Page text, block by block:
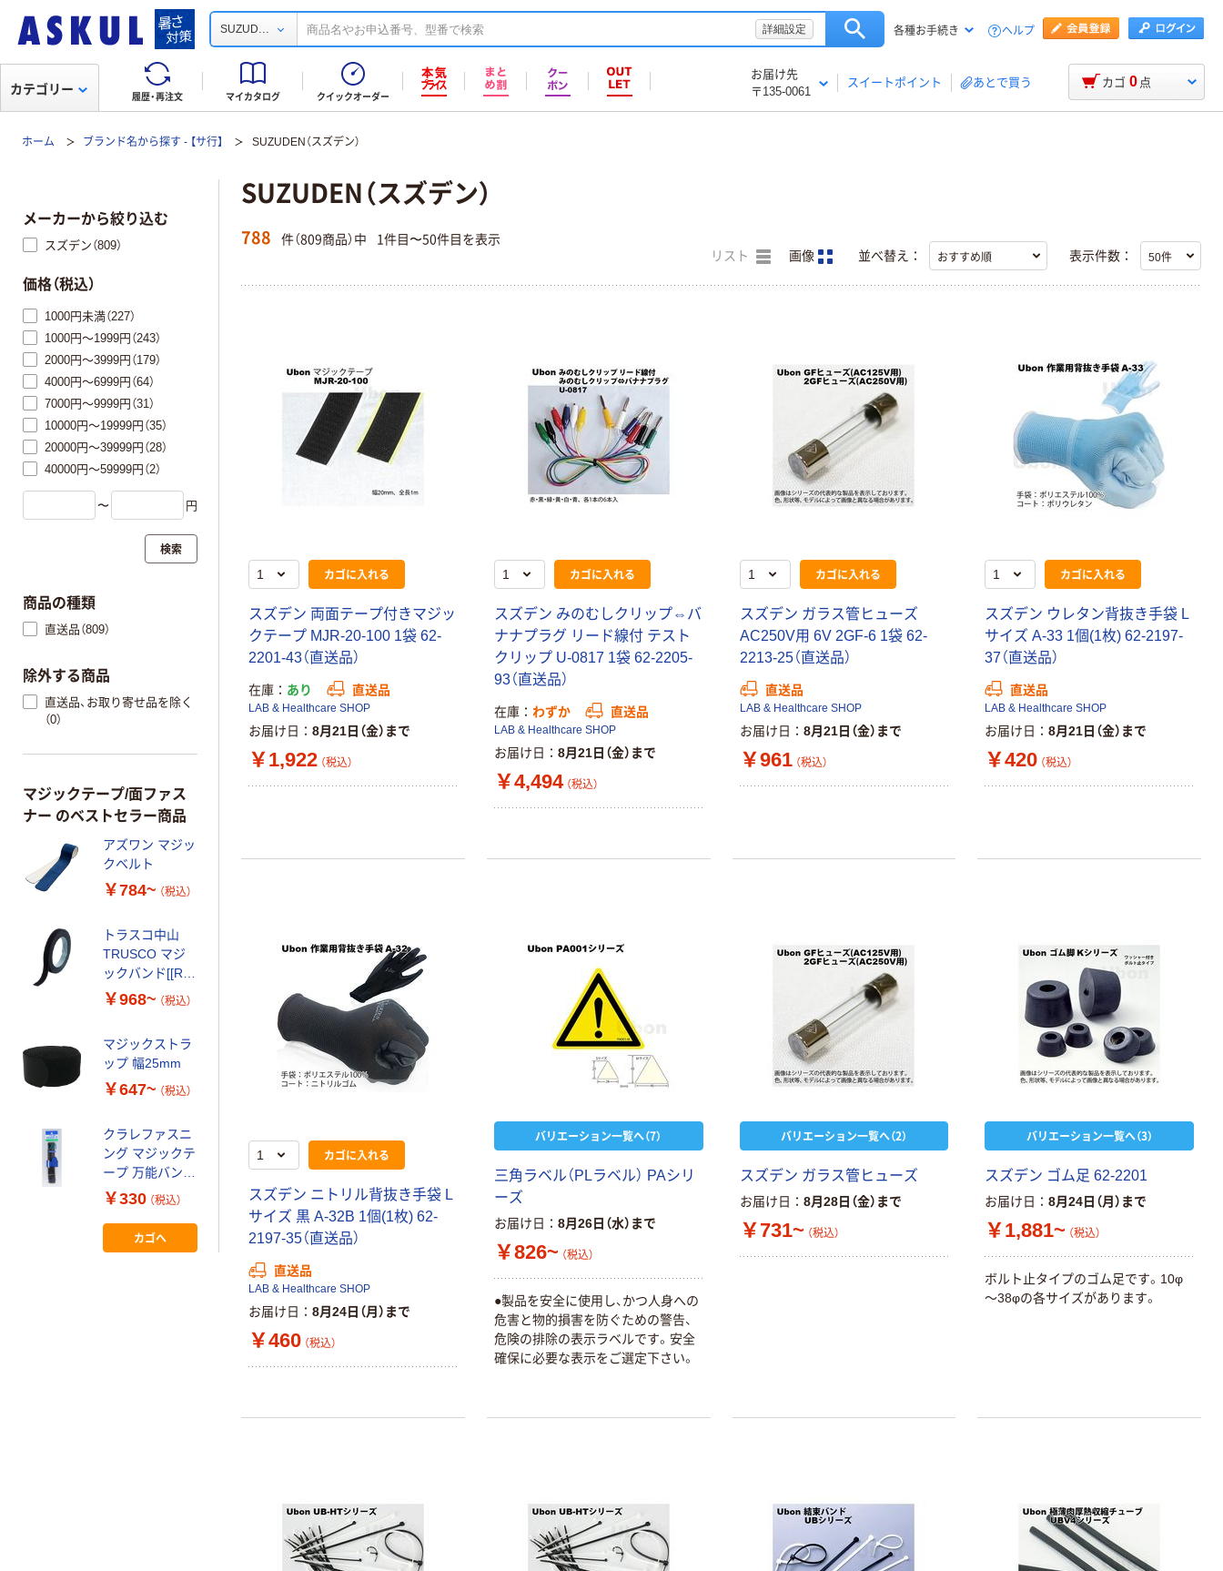
SUZUD... 詳細設定 各種お手続き ヘルプ
履歴・再注文 マイカタログ クイックオーダー
お届け先
〒135-0061
スイートポイント あとで買う
カテゴリー カゴ 0 点
ホーム ブランド名から探す - 【サ行】 SUZUDEN（スズデン）
SUZUDEN（スズデン）
788 件（809商品）中 1件目〜50件目を表示
リスト 画像 並べ替え： 表示件数：
カゴに入れる
スズデン 両面テープ付きマジッ
クテープ MJR-20-100 1袋 62-
2201-43（直送品）
在庫 あり 直送品
LAB & Healthcare SHOP
お届け日 8月21日（金）まで
￥1,922 （税込）
カゴに入れる
スズデン みのむしクリップ⇔バ
ナナプラグ リード線付 テスト
クリップ U-0817 1袋 62-2205-
93（直送品）
在庫 わずか 直送品
LAB & Healthcare SHOP
お届け日 8月21日（金）まで
￥4,494 （税込）
カゴに入れる
スズデン ガラス管ヒューズ
AC250V用 6V 2GF-6 1袋 62-
2213-25（直送品）
直送品
LAB & Healthcare SHOP
お届け日 8月21日（金）まで
￥961 （税込）
カゴに入れる
スズデン ウレタン背抜き手袋 L
サイズ A-33 1個(1枚) 62-2197-
37（直送品）
直送品
LAB & Healthcare SHOP
お届け日 8月21日（金）まで
￥420 （税込）
カゴに入れる
スズデン ニトリル背抜き手袋 L
サイズ 黒 A-32B 1個(1枚) 62-
2197-35（直送品）
直送品
LAB & Healthcare SHOP
お届け日 8月24日（月）まで
￥460 （税込）
バリエーション一覧へ（7）
三角ラベル（PLラベル） PAシリ
ーズ
お届け日 8月26日（水）まで
￥826~ （税込）
●製品を安全に使用し、かつ人身への
危害と物的損害を防ぐための警告、
危険の排除の表示ラベルです。安全
確保に必要な表示をご選定下さい。
バリエーション一覧へ（2）
スズデン ガラス管ヒューズ
お届け日 8月28日（金）まで
￥731~ （税込）
バリエーション一覧へ（3）
スズデン ゴム足 62-2201
お届け日 8月24日（月）まで
￥1,881~ （税込）
ボルト止タイプのゴム足です。10φ
～38φの各サイズがあります。
メーカーから絞り込む
スズデン（809）
価格（税込）
1000円未満（227）
1000円～1999円（243）
2000円～3999円（179）
4000円～6999円（64）
7000円～9999円（31）
10000円～19999円（35）
20000円～39999円（28）
40000円～59999円（2）
〜 円
検索
商品の種類
直送品（809）
除外する商品
直送品、お取り寄せ品を除く
（0）
マジックテープ/面ファス
ナー のベストセラー商品
アズワン マジッ
クベルト
￥784~ （税込）
トラスコ中山
TRUSCO マジ
ックバンド[[R
下]]結束テープ
￥968~ （税込）
マジックストラ
ップ 幅25mm
￥647~ （税込）
クラレファスニ
ング マジックテ
ープ 万能バンド
25(21)mm巾
ロ 1袋
￥330 （税込）
カゴへ